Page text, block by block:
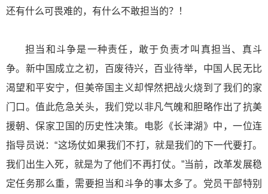
还有什么可畏难的，有什么不敢担当的？！
担当和斗争是一种责任，敢于负责才叫真担当、真斗
争。新中国成立之初，百废待兴，百业待举，中国人民无比
渴望和平安宁，但美帝国主义却悍然把战火烧到了我们的家
门口。值此危急关头，我们党以非凡气魄和胆略作出了抗美
援朝、保家卫国的历史性决策。电影《长津湖》中，一位连
指导员说：“这场仗如果我们不打，就是我们的下一代要打。
我们出生入死，就是为了他们不再打仗。”当前，改革发展稳
定任务那么重，需要担当和斗争的事太多了。党员干部特别